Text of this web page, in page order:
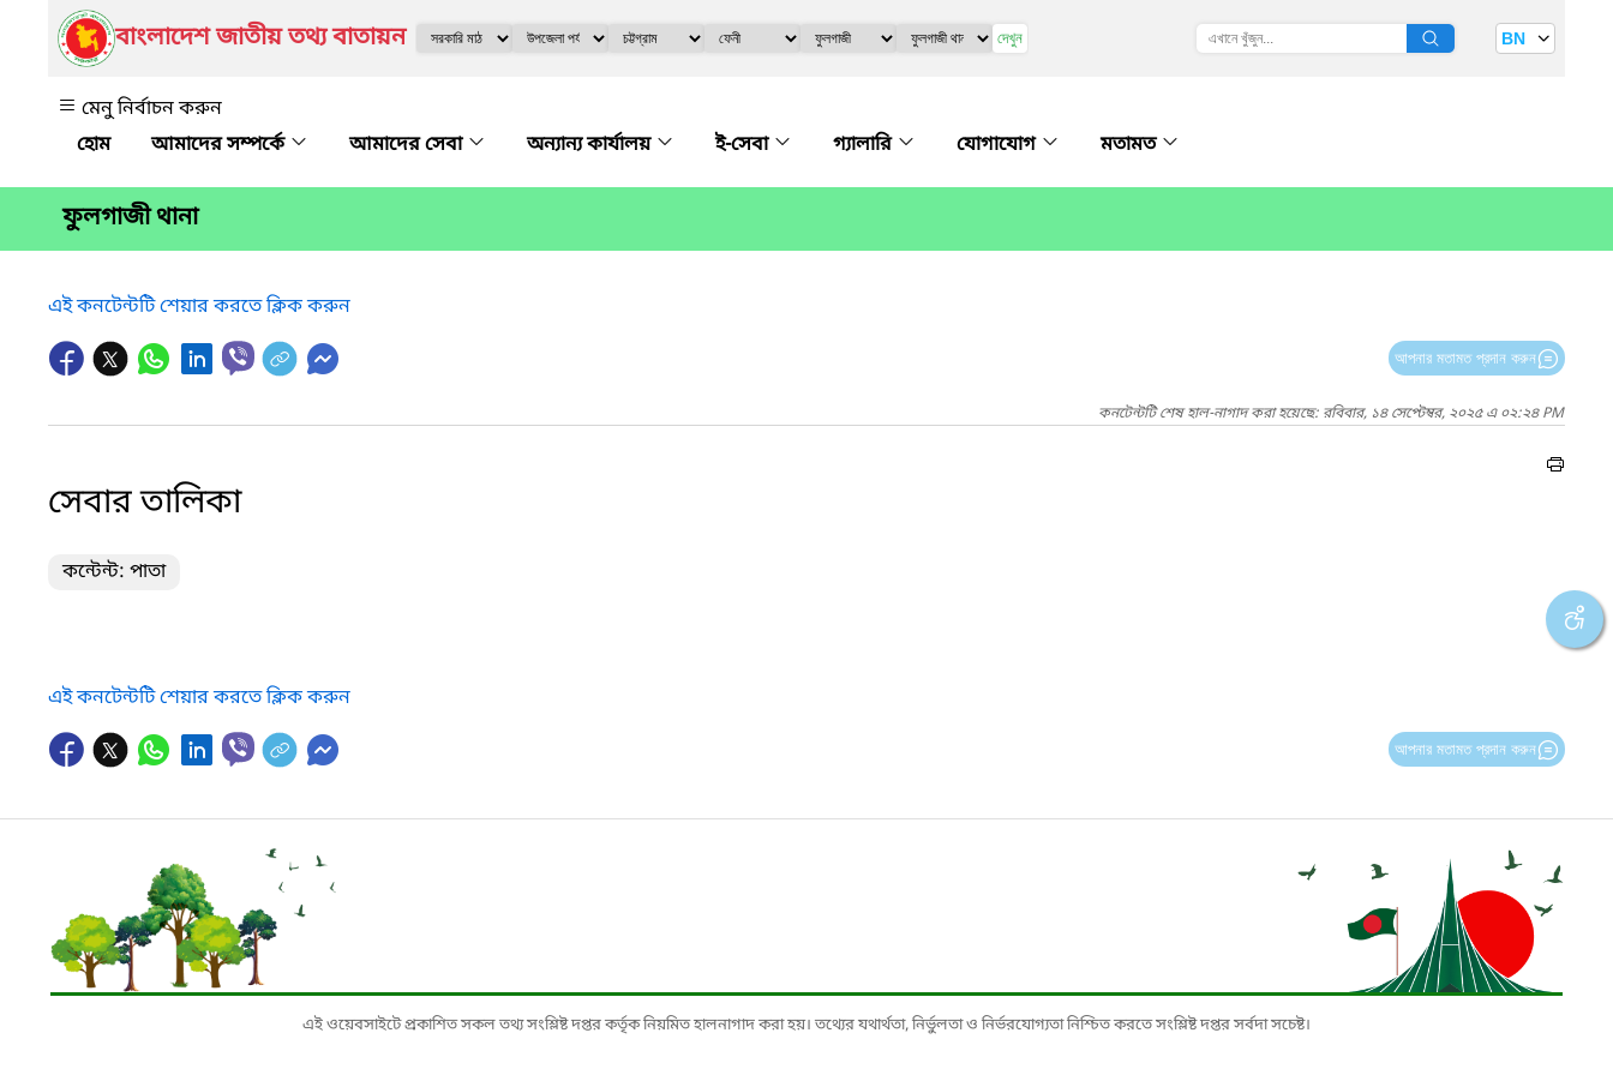
বাংলাদেশ জাতীয় তথ্য বাতায়ন দেখুন BN
মেনু নির্বাচন করুন
আমাদের সম্পর্কে
আমাদের সেবা অন্যান্য কার্যালয় ই-সেবা গ্যালারি যোগাযোগ মতামত
ফুলগাজী থানা
এই কনটেন্টটি শেয়ার করতে ক্লিক করুন
আপনার মতামত প্রদান করুন
কনটেন্টটি শেষ হাল-নাগাদ করা হয়েছে: রবিবার, ১৪ সেপ্টেম্বর, ২০২৫ এ ০২:২৪ PM
সেবার তালিকা
কন্টেন্ট: পাতা
এই কনটেন্টটি শেয়ার করতে ক্লিক করুন
আপনার মতামত প্রদান করুন
এই ওয়েবসাইটে প্রকাশিত সকল তথ্য সংশ্লিষ্ট দপ্তর কর্তৃক নিয়মিত হালনাগাদ করা হয়। তথ্যের যথার্থতা, নির্ভুলতা ও নির্ভরযোগ্যতা নিশ্চিত করতে সংশ্লিষ্ট দপ্তর সর্বদা সচেষ্ট।